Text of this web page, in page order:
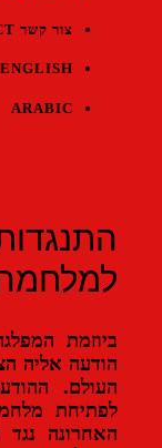
צור קשר CONTACT
ENGLISH
ARABIC
המפלגה
ההודעה
מלחמה נגד
נגד העם